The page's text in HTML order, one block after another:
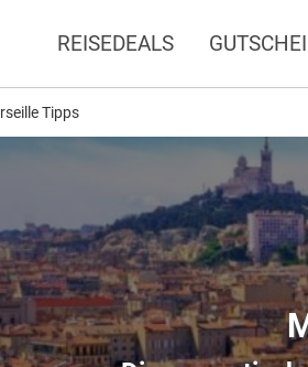
REISEDEALS
Tipps